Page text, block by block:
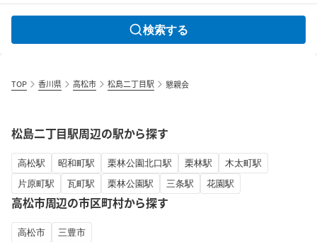
検索する
TOP 香川県 高松市 松島二丁目駅 懇親会
松島二丁目駅周辺の駅から探す
高松駅 昭和町駅 栗林公園北口駅 栗林駅
木太町駅
片原町駅
瓦町駅 栗林公園駅 三条駅 花園駅
高松市周辺の市区町村から探す
高松市 三豊市